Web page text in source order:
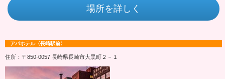
場所を詳しく
アパホテル〈長崎駅前〉
住所：〒850-0057 長崎県長崎市大黒町２－１